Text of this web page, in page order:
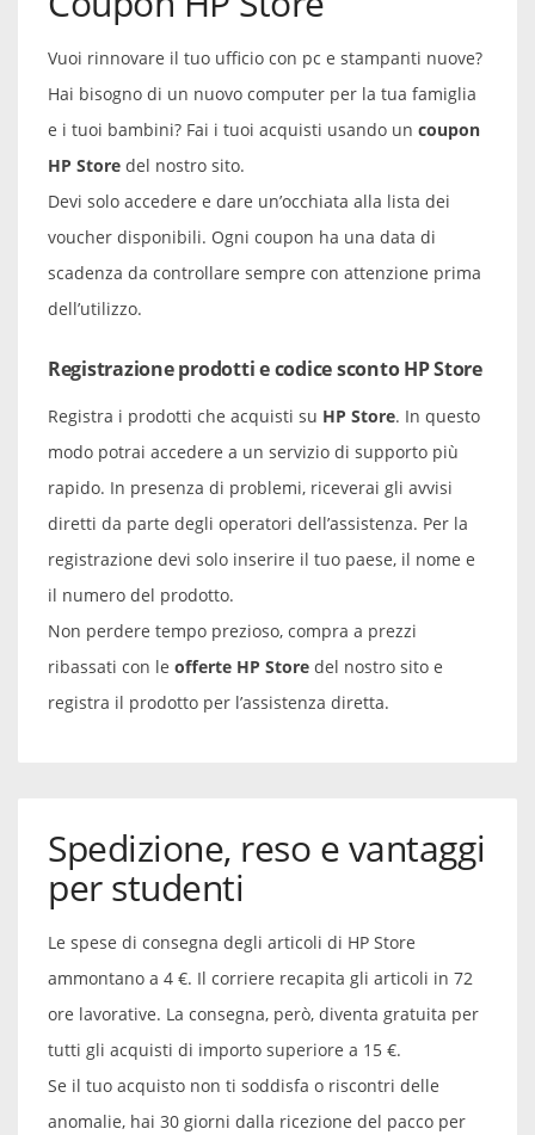
Vuoi rinnovare il tuo ufficio con pc e stampanti nuove?
Hai bisogno di un nuovo computer per la tua famiglia
e i tuoi bambini? Fai i tuoi acquisti usando un coupon
HP Store del nostro sito.
Devi solo accedere e dare un’occhiata alla lista dei
voucher disponibili. Ogni coupon ha una data di
scadenza da controllare sempre con attenzione prima
dell’utilizzo.
Registrazione prodotti e codice sconto HP Store
Registra i prodotti che acquisti su HP Store. In questo
modo potrai accedere a un servizio di supporto più
rapido. In presenza di problemi, riceverai gli avvisi
diretti da parte degli operatori dell’assistenza. Per la
registrazione devi solo inserire il tuo paese, il nome e
il numero del prodotto.
Non perdere tempo prezioso, compra a prezzi
ribassati con le offerte HP Store del nostro sito e
registra il prodotto per l’assistenza diretta.
Spedizione, reso e vantaggi
per studenti
Le spese di consegna degli articoli di HP Store
ammontano a 4 €. Il corriere recapita gli articoli in 72
ore lavorative. La consegna, però, diventa gratuita per
tutti gli acquisti di importo superiore a 15 €.
Se il tuo acquisto non ti soddisfa o riscontri delle
anomalie, hai 30 giorni dalla ricezione del pacco per